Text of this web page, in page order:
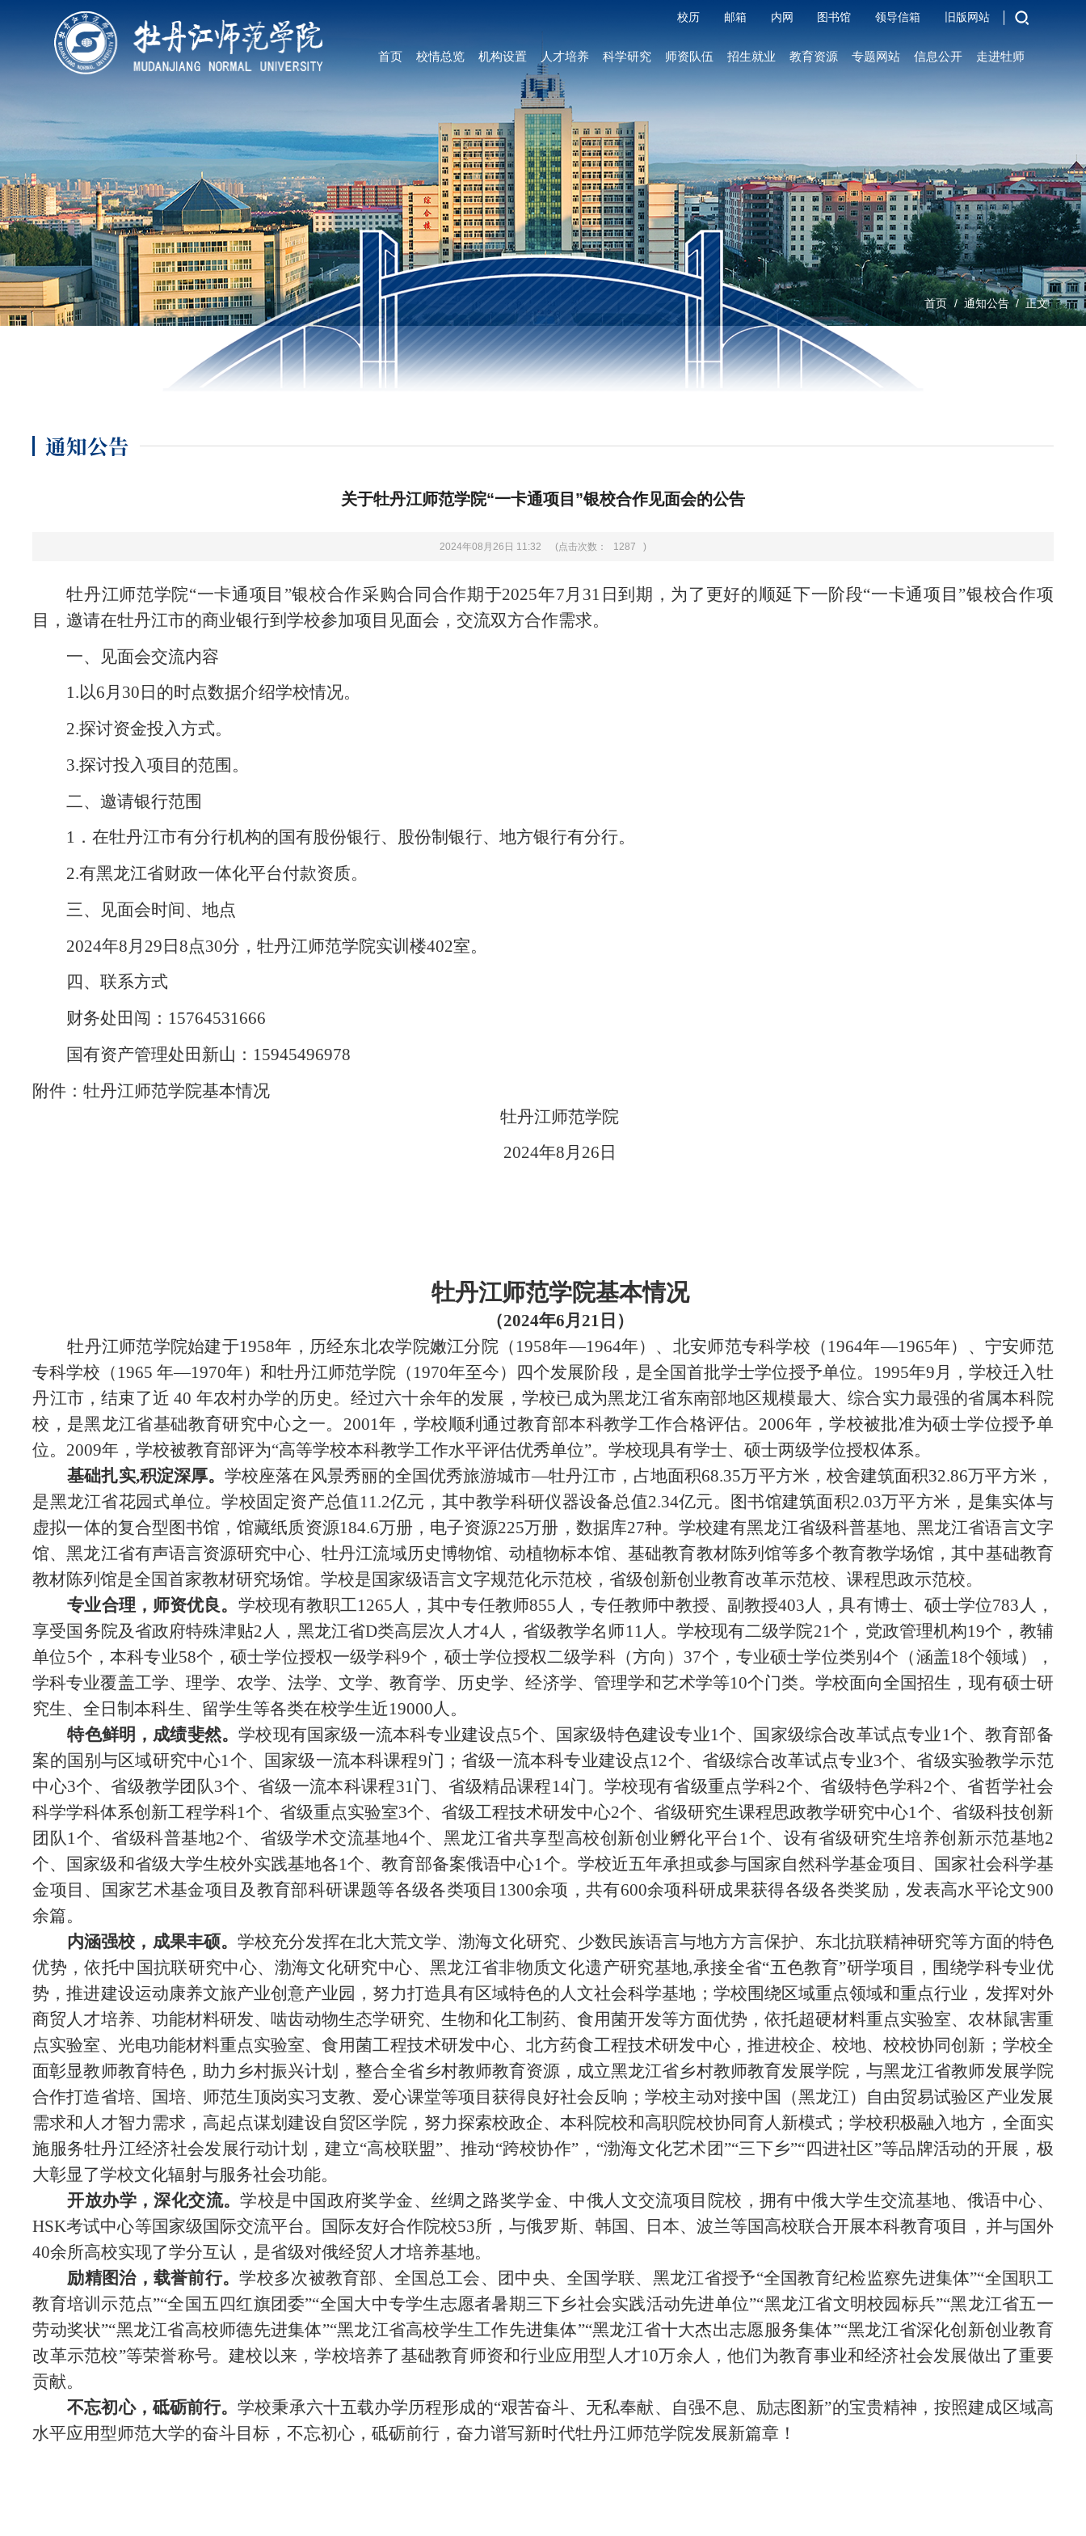
校历 邮箱 内网 图书馆 领导信箱 旧版网站
首页 校情总览 机构设置 人才培养 科学研究 师资队伍 招生就业 教育资源 专题网站 信息公开 走进牡师
首页 / 通知公告 / 正文
通知公告
关于牡丹江师范学院“一卡通项目”银校合作见面会的公告
2024年08月26日 11:32 (点击次数： 1287 )
牡丹江师范学院“一卡通项目”银校合作采购合同合作期于2025年7月31日到期，为了更好的顺延下一阶段“一卡通项目”银校合作项
目，邀请在牡丹江市的商业银行到学校参加项目见面会，交流双方合作需求。
一、见面会交流内容
1.以6月30日的时点数据介绍学校情况。
2.探讨资金投入方式。
3.探讨投入项目的范围。
二、邀请银行范围
1．在牡丹江市有分行机构的国有股份银行、股份制银行、地方银行有分行。
2.有黑龙江省财政一体化平台付款资质。
三、见面会时间、地点
2024年8月29日8点30分，牡丹江师范学院实训楼402室。
四、联系方式
财务处田闯： 15764531666
国有资产管理处田新山： 15945496978
附件：牡丹江师范学院基本情况
牡丹江师范学院
2024年8月26日
牡丹江师范学院基本情况
（2024年6月21日）
牡丹江师范学院始建于1958年，历经东北农学院嫩江分院（1958年—1964年）、北安师范专科学校（1964年—1965年）、宁安师范
专科学校（1965 年—1970年）和牡丹江师范学院（1970年至今）四个发展阶段，是全国首批学士学位授予单位。1995年9月，学校迁入牡
丹江市，结束了近 40 年农村办学的历史。经过六十余年的发展，学校已成为黑龙江省东南部地区规模最大、综合实力最强的省属本科院
校，是黑龙江省基础教育研究中心之一。2001年，学校顺利通过教育部本科教学工作合格评估。2006年，学校被批准为硕士学位授予单
位。2009年，学校被教育部评为“高等学校本科教学工作水平评估优秀单位”。学校现具有学士、硕士两级学位授权体系。
基础扎实,积淀深厚。学校座落在风景秀丽的全国优秀旅游城市—牡丹江市，占地面积68.35万平方米，校舍建筑面积32.86万平方米，
是黑龙江省花园式单位。学校固定资产总值11.2亿元，其中教学科研仪器设备总值2.34亿元。图书馆建筑面积2.03万平方米，是集实体与
虚拟一体的复合型图书馆，馆藏纸质资源184.6万册，电子资源225万册，数据库27种。学校建有黑龙江省级科普基地、黑龙江省语言文字
馆、黑龙江省有声语言资源研究中心、牡丹江流域历史博物馆、动植物标本馆、基础教育教材陈列馆等多个教育教学场馆，其中基础教育
教材陈列馆是全国首家教材研究场馆。学校是国家级语言文字规范化示范校，省级创新创业教育改革示范校、课程思政示范校。
专业合理，师资优良。 学校现有教职工1265人，其中专任教师855人，专任教师中教授、副教授403人，具有博士、硕士学位783人，
享受国务院及省政府特殊津贴2人，黑龙江省D类高层次人才4人，省级教学名师11人。学校现有二级学院21个，党政管理机构19个，教辅
单位5个，本科专业58个，硕士学位授权一级学科9个，硕士学位授权二级学科（方向）37个，专业硕士学位类别4个（涵盖18个领域），
学科专业覆盖工学、理学、农学、法学、文学、教育学、历史学、经济学、管理学和艺术学等10个门类。学校面向全国招生，现有硕士研
究生、全日制本科生、留学生等各类在校学生近19000人。
特色鲜明，成绩斐然。学校现有国家级一流本科专业建设点5个、国家级特色建设专业1个、国家级综合改革试点专业1个、教育部备
案的国别与区域研究中心1个、国家级一流本科课程9门；省级一流本科专业建设点12个、省级综合改革试点专业3个、省级实验教学示范
中心3个、省级教学团队3个、省级一流本科课程31门、省级精品课程14门。学校现有省级重点学科2个、省级特色学科2个、省哲学社会
科学学科体系创新工程学科1个、省级重点实验室3个、省级工程技术研发中心2个、省级研究生课程思政教学研究中心1个、省级科技创新
团队1个、省级科普基地2个、省级学术交流基地4个、黑龙江省共享型高校创新创业孵化平台1个、设有省级研究生培养创新示范基地2
个、国家级和省级大学生校外实践基地各1个、教育部备案俄语中心1个。学校近五年承担或参与国家自然科学基金项目、国家社会科学基
金项目、国家艺术基金项目及教育部科研课题等各级各类项目1300余项，共有600余项科研成果获得各级各类奖励，发表高水平论文900
余篇。
内涵强校，成果丰硕。 学校充分发挥在北大荒文学、渤海文化研究、少数民族语言与地方方言保护、东北抗联精神研究等方面的特色
优势，依托中国抗联研究中心、渤海文化研究中心、黑龙江省非物质文化遗产研究基地,承接全省“五色教育”研学项目，围绕学科专业优
势，推进建设运动康养文旅产业创意产业园，努力打造具有区域特色的人文社会科学基地；学校围绕区域重点领域和重点行业，发挥对外
商贸人才培养、功能材料研发、啮齿动物生态学研究、生物和化工制药、食用菌开发等方面优势，依托超硬材料重点实验室、农林鼠害重
点实验室、光电功能材料重点实验室、食用菌工程技术研发中心、北方药食工程技术研发中心，推进校企、校地、校校协同创新；学校全
面彰显教师教育特色，助力乡村振兴计划，整合全省乡村教师教育资源，成立黑龙江省乡村教师教育发展学院，与黑龙江省教师发展学院
合作打造省培、国培、师范生顶岗实习支教、爱心课堂等项目获得良好社会反响；学校主动对接中国（黑龙江）自由贸易试验区产业发展
需求和人才智力需求，高起点谋划建设自贸区学院，努力探索校政企、本科院校和高职院校协同育人新模式；学校积极融入地方，全面实
施服务牡丹江经济社会发展行动计划，建立“高校联盟”、推动“跨校协作”，“渤海文化艺术团”“三下乡”“四进社区”等品牌活动的开展，极
大彰显了学校文化辐射与服务社会功能。
开放办学，深化交流。学校是中国政府奖学金、丝绸之路奖学金、中俄人文交流项目院校，拥有中俄大学生交流基地、俄语中心、
HSK考试中心等国家级国际交流平台。国际友好合作院校53所，与俄罗斯、韩国、日本、波兰等国高校联合开展本科教育项目，并与国外
40余所高校实现了学分互认，是省级对俄经贸人才培养基地。
励精图治，载誉前行。学校多次被教育部、全国总工会、团中央、全国学联、黑龙江省授予“全国教育纪检监察先进集体”“全国职工
教育培训示范点”“全国五四红旗团委”“全国大中专学生志愿者暑期三下乡社会实践活动先进单位”“黑龙江省文明校园标兵”“黑龙江省五一
劳动奖状”“黑龙江省高校师德先进集体”“黑龙江省高校学生工作先进集体”“黑龙江省十大杰出志愿服务集体”“黑龙江省深化创新创业教育
改革示范校”等荣誉称号。建校以来，学校培养了基础教育师资和行业应用型人才10万余人，他们为教育事业和经济社会发展做出了重要
贡献。
不忘初心，砥砺前行。学校秉承六十五载办学历程形成的“艰苦奋斗、无私奉献、自强不息、励志图新”的宝贵精神，按照建成区域高
水平应用型师范大学的奋斗目标，不忘初心，砥砺前行，奋力谱写新时代牡丹江师范学院发展新篇章！